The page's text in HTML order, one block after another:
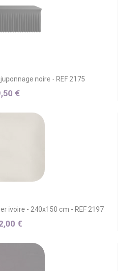
noire - REF 2175
€
ivoire - 240x150 cm - REF 2197
€